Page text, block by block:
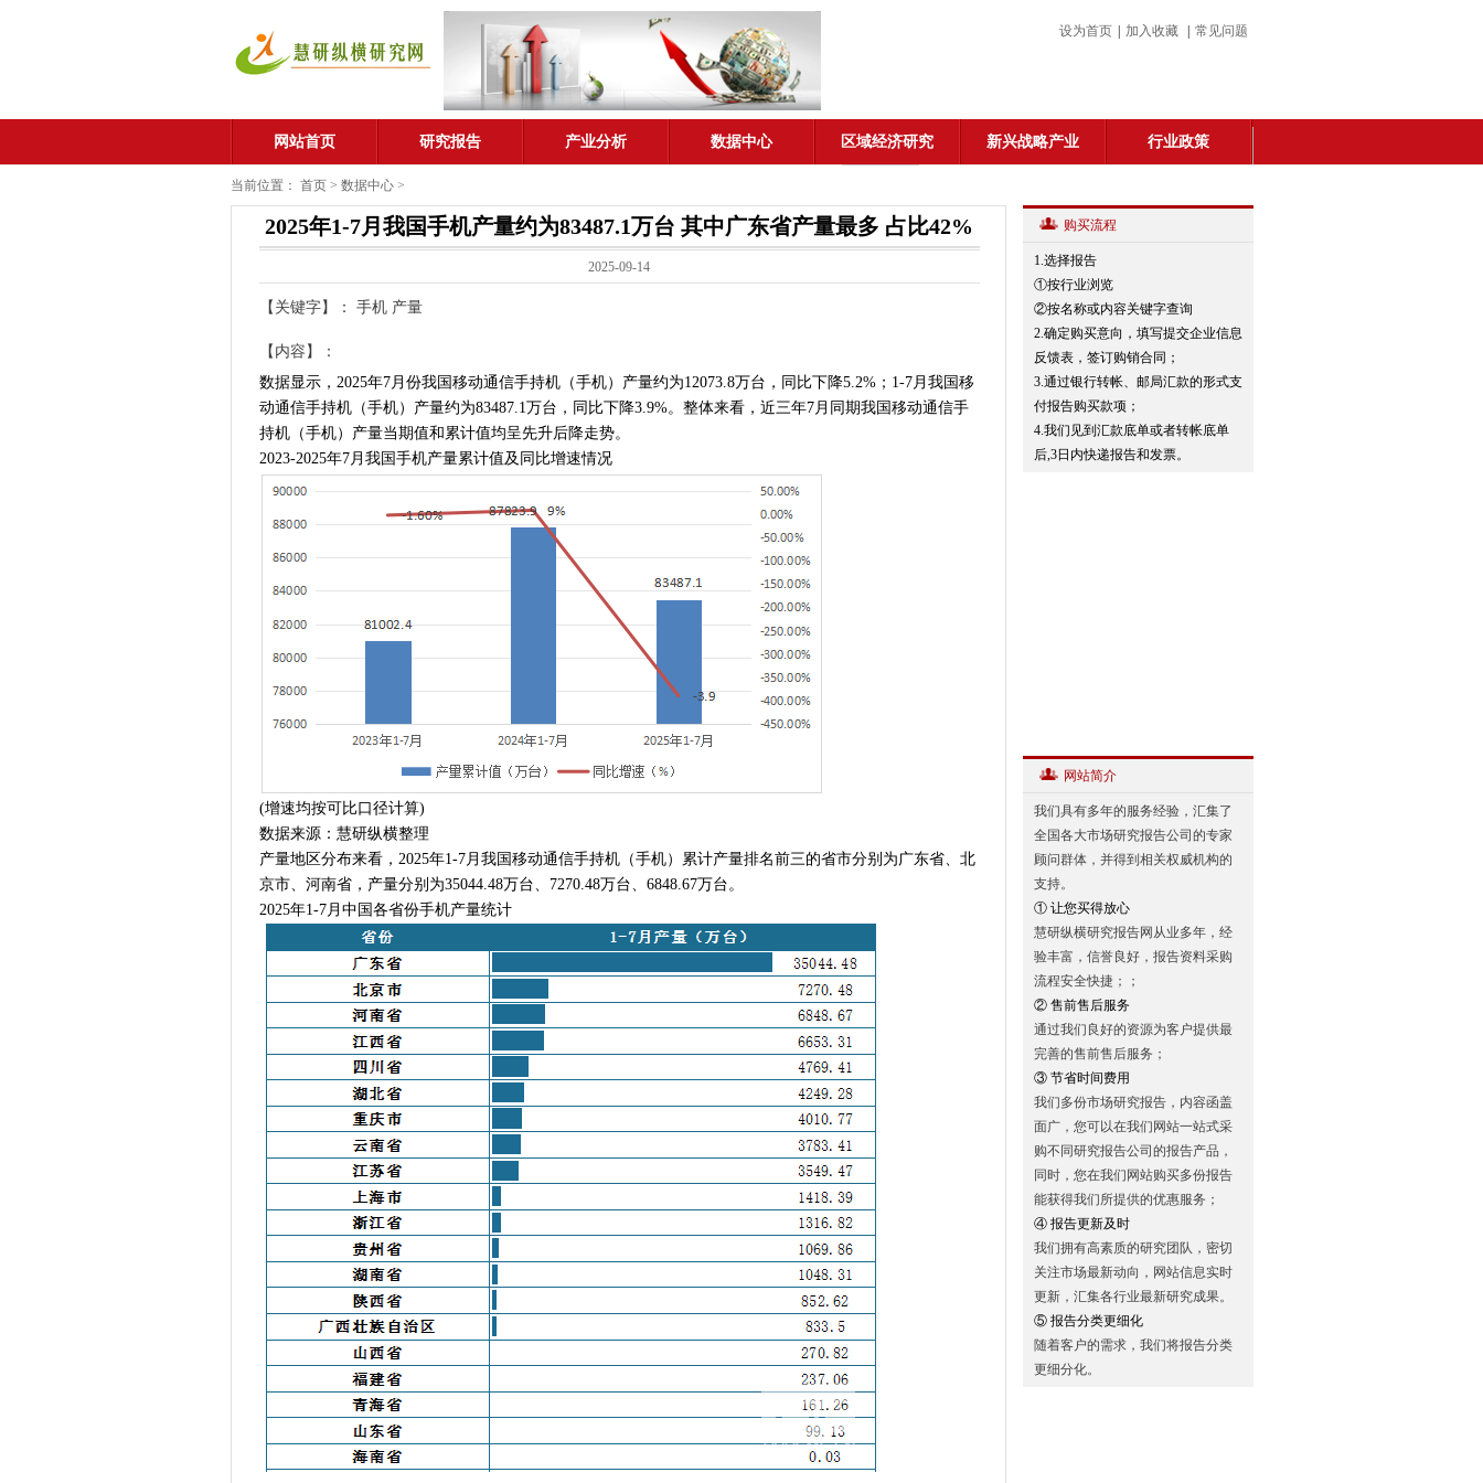
设为首页 加入收藏 常见问题
网站首页 研究报告 产业分析 数据中心 区域经济研究 新兴战略产业 行业政策
当前位置： 首页> 数据中心>
2025年1-7月我国手机产量约为83487.1万台 其中广东省产量最多 占比42%
2025-09-14
【关键字】： 手机 产量
【内容】：
数据显示，2025年7月份我国移动通信手持机（手机）产量约为12073.8万台，同比下降5.2%；1-7月我国移
动通信手持机（手机）产量约为83487.1万台，同比下降3.9%。整体来看，近三年7月同期我国移动通信手
持机（手机）产量当期值和累计值均呈先升后降走势。
2023-2025年7月我国手机产量累计值及同比增速情况
(增速均按可比口径计算)
数据来源：慧研纵横整理
产量地区分布来看，2025年1-7月我国移动通信手持机（手机）累计产量排名前三的省市分别为广东省、北
京市、河南省，产量分别为35044.48万台、7270.48万台、6848.67万台。
2025年1-7月中国各省份手机产量统计
购买流程
1.选择报告
①按行业浏览
②按名称或内容关键字查询
2.确定购买意向，填写提交企业信息
反馈表，签订购销合同；
3.通过银行转帐、邮局汇款的形式支
付报告购买款项；
4.我们见到汇款底单或者转帐底单
后,3日内快递报告和发票。
网站简介
我们具有多年的服务经验，汇集了
全国各大市场研究报告公司的专家
顾问群体，并得到相关权威机构的
支持。
① 让您买得放心
慧研纵横研究报告网从业多年，经
验丰富，信誉良好，报告资料采购
流程安全快捷；；
② 售前售后服务
通过我们良好的资源为客户提供最
完善的售前售后服务；
③ 节省时间费用
我们多份市场研究报告，内容函盖
面广，您可以在我们网站一站式采
购不同研究报告公司的报告产品，
同时，您在我们网站购买多份报告
能获得我们所提供的优惠服务；
④ 报告更新及时
我们拥有高素质的研究团队，密切
关注市场最新动向，网站信息实时
更新，汇集各行业最新研究成果。
⑤ 报告分类更细化
随着客户的需求，我们将报告分类
更细分化。